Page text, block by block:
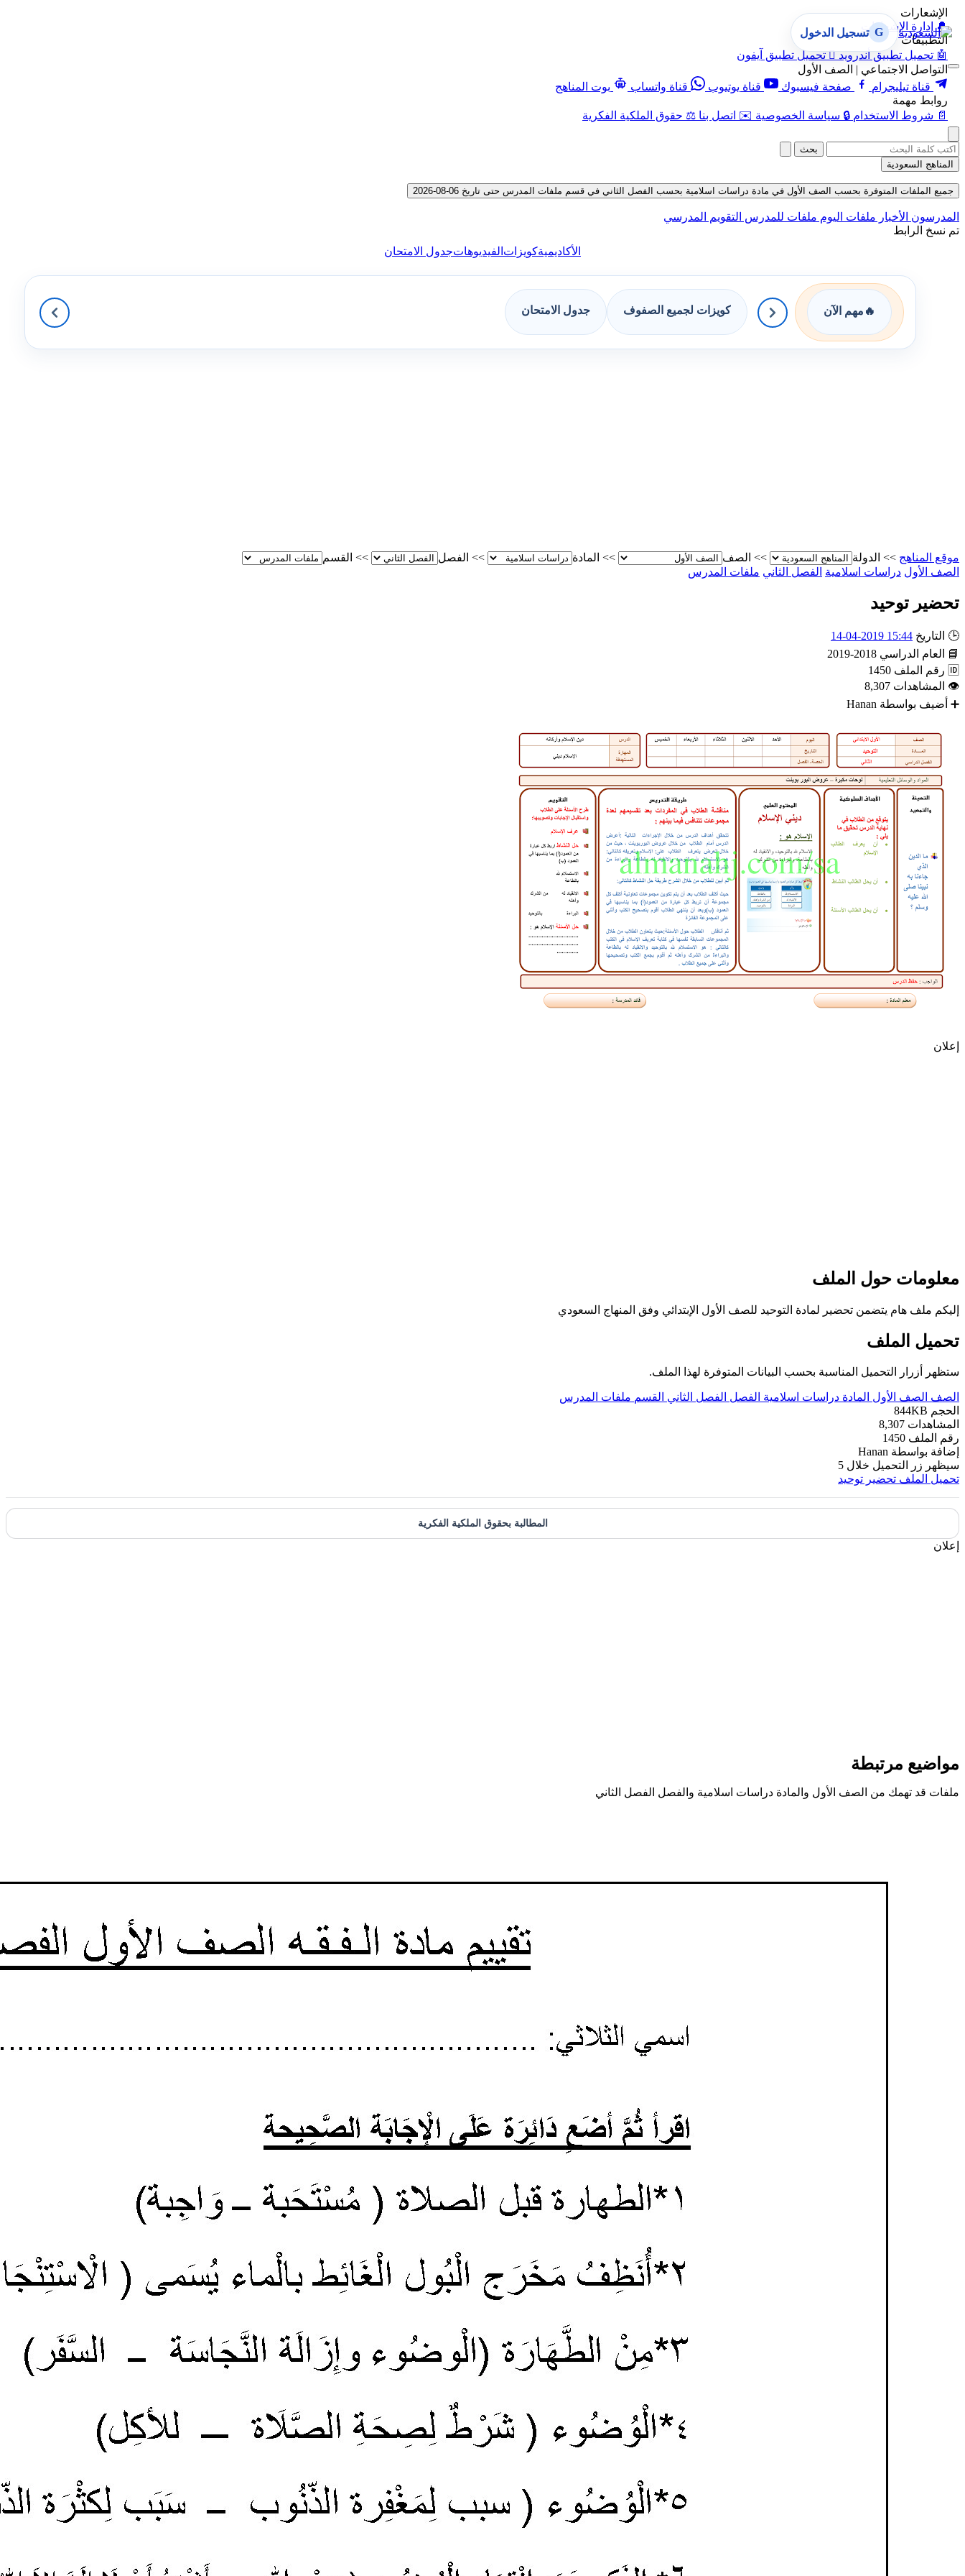
الإشعارات
🔔 إدارة الإشعارات
التطبيقات
🤖 تحميل تطبيق أندرويد  تحميل تطبيق آيفون
التواصل الاجتماعي | الصف الأول
قناة تيليجرام
صفحة فيسبوك قناة يوتيوب قناة واتساب
بوت المناهج
روابط مهمة
📄 شروط الاستخدام 🔒 سياسة الخصوصية ✉️ اتصل بنا ⚖️ حقوق الملكية الفكرية
G تسجيل الدخول
بحث
المناهج السعودية
جميع الملفات المتوفرة بحسب الصف الأول في مادة دراسات اسلامية بحسب الفصل الثاني في قسم ملفات المدرس حتى تاريخ 06-08-2026
المدرسون الأخبار ملفات اليوم ملفات للمدرس التقويم المدرسي
تم نسخ الرابط
الأكاديميةكويزات الفيديوهاتجدول الامتحان
🔥 مهم الآن كويزات لجميع الصفوف جدول الامتحان
موقع المناهج >> الدولة >> الصف >> المادة >> الفصل >> القسم
الصف الأول دراسات اسلامية الفصل الثاني ملفات المدرس
تحضير توحيد
🕒 التاريخ 15:44 2019-04-14
📘
العام الدراسي 2018-2019
🆔 رقم الملف 1450
👁 المشاهدات 8,307
➕ أضيف بواسطة Hanan
إعلان
معلومات حول الملف
إليكم ملف هام يتضمن تحضير لمادة التوحيد للصف الأول الإبتدائي وفق المنهاج السعودي
تحميل الملف
ستظهر أزرار التحميل المناسبة بحسب البيانات المتوفرة لهذا الملف.
الصف الصف الأول المادة دراسات اسلامية الفصل الفصل الثاني القسم ملفات المدرس
الحجم 844KB
المشاهدات 8,307
رقم الملف 1450
إضافة بواسطة Hanan
سيظهر زر التحميل خلال 5
تحميل الملف تحضير توحيد
المطالبة بحقوق الملكية الفكرية
إعلان
مواضيع مرتبطة
ملفات قد تهمك من الصف الأول والمادة دراسات اسلامية والفصل الفصل الثاني